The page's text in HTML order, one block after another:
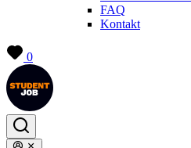
FAQ
Kontakt
0